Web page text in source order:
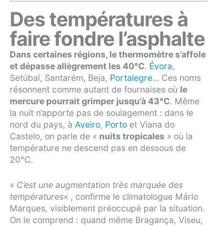
Des températures à
faire fondre l’asphalte
Dans certaines régions, le thermomètre s’affole
et dépasse allègrement les 40°C. Évora,
Setúbal, Santarém, Beja, Portalegre… Ces noms
résonnent comme autant de fournaises où le
mercure pourrait grimper jusqu’à 43°C. Même
la nuit n’apporte pas de soulagement : dans le
nord du pays, à Aveiro, Porto et Viana do
Castelo, on parle de « nuits tropicales » où la
température ne descend pas en dessous de
20°C.
« C’est une augmentation très marquée des
températures« , confirme le climatologue Mário
Marques, visiblement préoccupé par la situation.
On le comprend : quand même Bragança, Viseu,